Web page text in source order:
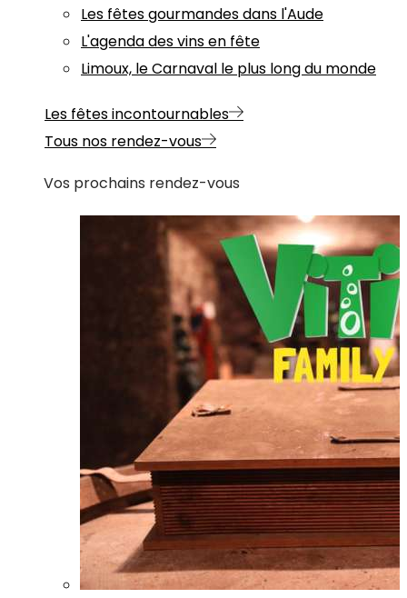
Les fêtes gourmandes dans l'Aude
L'agenda des vins en fête
Limoux, le Carnaval le plus long du monde
Les fêtes incontournables
Tous nos rendez-vous
Vos prochains rendez-vous